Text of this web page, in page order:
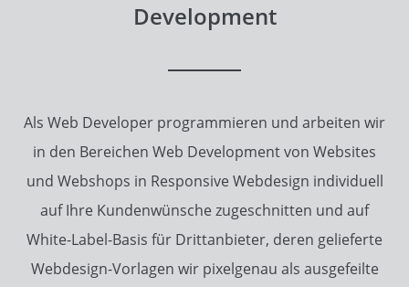
Development
Als Web Developer programmieren und arbeiten wir
in den Bereichen Web Development von Websites
und Webshops in Responsive Webdesign individuell
auf Ihre Kundenwünsche zugeschnitten und auf
White-Label-Basis für Drittanbieter, deren gelieferte
Webdesign-Vorlagen wir pixelgenau als ausgefeilte